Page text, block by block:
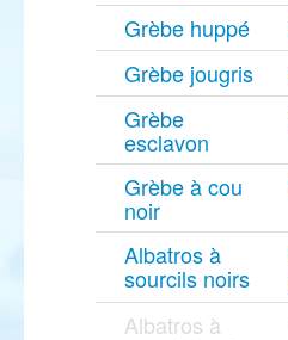
Grèbe huppé
Grèbe jougris
Grèbe
esclavon
Grèbe à cou
noir
Albatros à
sourcils noirs
Albatros à